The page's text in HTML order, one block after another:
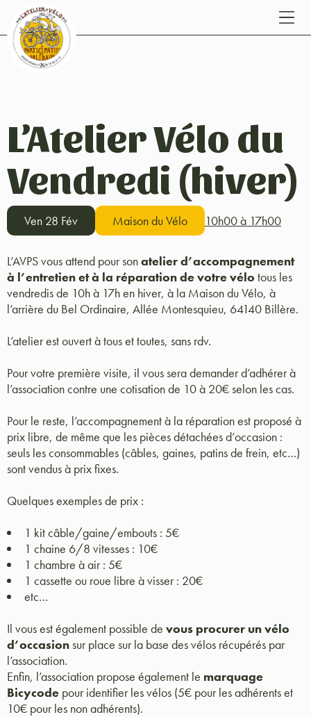
L’Atelier Vélo du
Vendredi (hiver)
Ven 28 Fév Maison du Vélo 10h00 à 17h00
L’AVPS vous attend pour sonatelier d’accompagnement
à l’entretien et à la réparation de votre vélo tous les
vendredis de 10h à 17h en hiver, à la Maison du Vélo, à
l’arrière du Bel Ordinaire, Allée Montesquieu, 64140 Billère.
L’atelier est ouvert à tous et toutes, sans rdv.
Pour votre première visite, il vous sera demander d’adhérer à
l’association contre une cotisation de 10 à 20€ selon les cas.
Pour le reste, l’accompagnement à la réparation est proposé à
prix libre, de même que les pièces détachées d’occasion :
seuls les consommables (câbles, gaines, patins de frein, etc…)
sont vendus à prix fixes.
Quelques exemples de prix :
1 kit câble/gaine/embouts : 5€
1 chaine 6/8 vitesses : 10€
1 chambre à air : 5€
1 cassette ou roue libre à visser : 20€
etc…
Il vous est également possible de vous procurer un vélo
d’occasionsur place sur la base des vélos récupérés par
l’association.
Enfin, l’association propose également le marquage
Bicycode pour identifier les vélos (5€ pour les adhérents et
10€ pour les non adhérents).